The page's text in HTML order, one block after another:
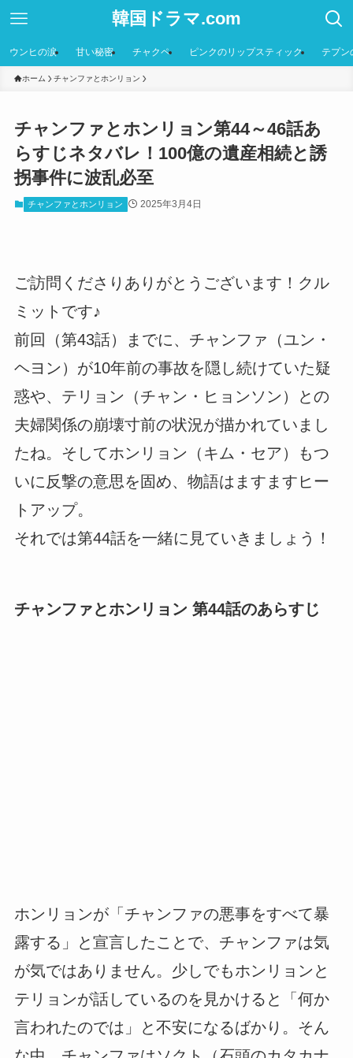
韓国ドラマ.com
ウンヒの涙 甘い秘密 チャクペ ピンクのリップスティック テプン
ホーム チャンファとホンリョン
チャンファとホンリョン第44～46話あ
らすじネタバレ！100億の遺産相続と誘
拐事件に波乱必至
チャンファとホンリョン 2025年3月4日
ご訪問くださりありがとうございます！クル
ミットです♪
前回（第43話）までに、チャンファ（ユン・
ヘヨン）が10年前の事故を隠し続けていた疑
惑や、テリョン（チャン・ヒョンソン）との
夫婦関係の崩壊寸前の状況が描かれていまし
たね。そしてホンリョン（キム・セア）もつ
いに反撃の意思を固め、物語はますますヒー
トアップ。
それでは第44話を一緒に見ていきましょう！
チャンファとホンリョン 第44話のあらすじ
ホンリョンが「チャンファの悪事をすべて暴
露する」と宣言したことで、チャンファは気
が気ではありません。少しでもホンリョンと
テリョンが話しているのを見かけると「何か
言われたのでは」と不安になるばかり。そん